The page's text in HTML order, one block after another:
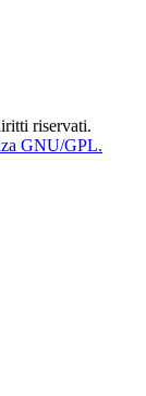
riservati.
GNU/GPL.